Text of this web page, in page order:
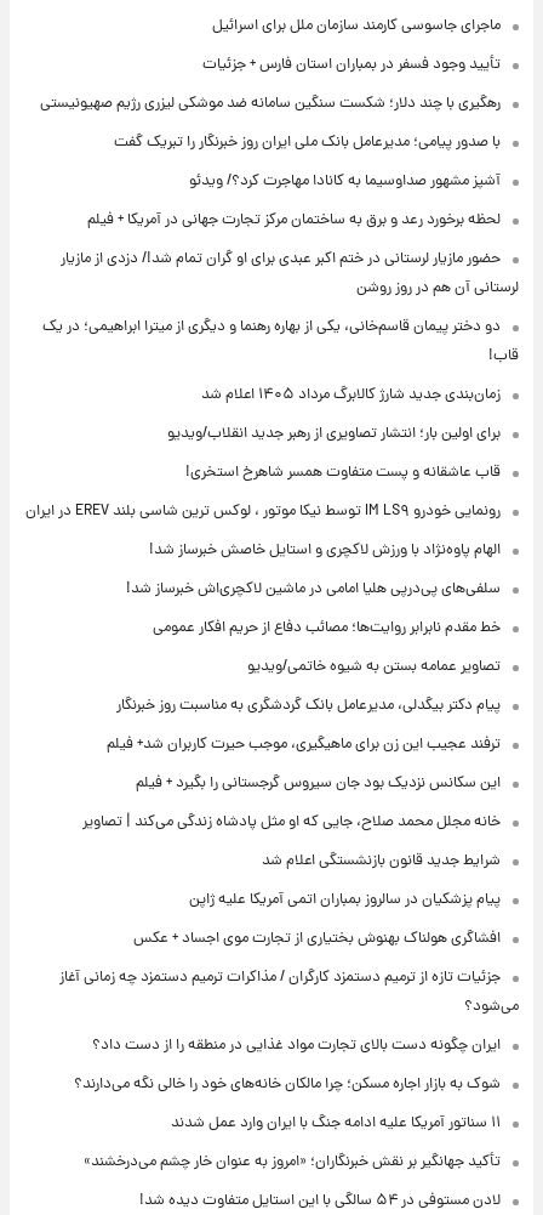
ماجرای جاسوسی کارمند سازمان ملل برای اسرائیل
تأیید وجود فسفر در بمباران استان فارس + جزئیات
رهگیری با چند دلار؛ شکست سنگین سامانه ضد موشکی لیزری رژیم صهیونیستی
با صدور پیامی؛ مدیرعامل بانک ملی ایران روز خبرنگار را تبریک گفت
آشپز مشهور صداوسیما به کانادا مهاجرت کرد؟/ ویدئو
لحظه برخورد رعد و برق به ساختمان مرکز تجارت جهانی در آمریکا + فیلم
حضور مازیار لرستانی در ختم اکبر عبدی برای او گران تمام شد!/ دزدی از مازیار
لرستانی آن هم در روز روشن
دو دختر پیمان قاسم‌خانی، یکی از بهاره رهنما و دیگری از میترا ابراهیمی؛ در یک
قاب!
زمان‌بندی جدید شارژ کالابرگ مرداد ۱۴۰۵ اعلام شد
برای اولین بار؛ انتشار تصاویری از رهبر جدید انقلاب/ویدیو
قاب عاشقانه و پست متفاوت همسر شاهرخ استخری!
رونمایی خودرو IM LS۹ توسط نیکا موتور ، لوکس ترین شاسی بلند EREV در ایران
الهام پاوه‌نژاد با ورزش لاکچری و استایل خاصش خبرساز شد!
سلفی‌های پی‌درپی هلیا امامی در ماشین لاکچری‌اش خبرساز شد!
خط مقدم نابرابر روایت‌ها؛ مصائب دفاع از حریم افکار عمومی
تصاویر عمامه بستن به شیوه خاتمی/ویدیو
پیام دکتر بیگدلی، مدیرعامل بانک گردشگری به مناسبت روز خبرنگار
ترفند عجیب این زن برای ماهیگیری، موجب حیرت کاربران شد+ فیلم
این سکانس نزدیک بود جان سیروس گرجستانی را بگیرد + فیلم
خانه مجلل محمد صلاح، جایی که او مثل پادشاه زندگی می‌کند | تصاویر
شرایط جدید قانون بازنشستگی اعلام شد
پیام پزشکیان در سالروز بمباران اتمی آمریکا علیه ژاپن
افشاگری هولناک بهنوش بختیاری از تجارت موی اجساد + عکس
جزئیات تازه از ترمیم دستمزد کارگران / مذاکرات ترمیم دستمزد چه زمانی آغاز
می‌شود؟
ایران چگونه دست بالای تجارت مواد غذایی در منطقه را از دست داد؟
شوک به بازار اجاره مسکن؛ چرا مالکان خانه‌های خود را خالی نگه می‌دارند؟
۱۱ سناتور آمریکا علیه ادامه جنگ با ایران وارد عمل شدند
تأکید جهانگیر بر نقش خبرنگاران؛ «امروز به عنوان خار چشم می‌درخشند»
لادن مستوفی در ۵۴ سالگی با این استایل متفاوت دیده شد!